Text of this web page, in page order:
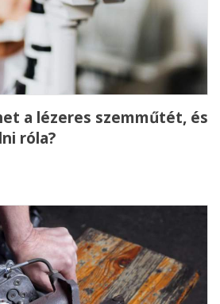
a lézeres szemműtét, és
róla?